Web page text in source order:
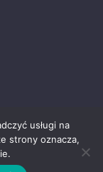
usługi na
strony oznacza,